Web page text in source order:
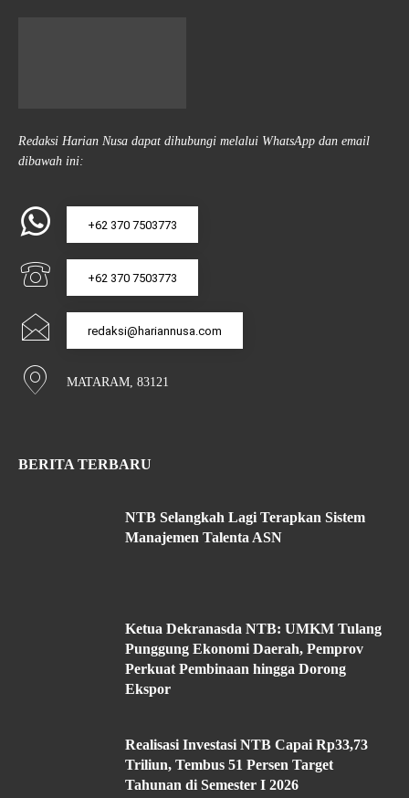
Redaksi Harian Nusa dapat dihubungi melalui WhatsApp dan email
dibawah ini:
+62 370 7503773
+62 370 7503773
redaksi@hariannusa.com
MATARAM, 83121
BERITA TERBARU
NTB Selangkah Lagi Terapkan Sistem
Manajemen Talenta ASN
Ketua Dekranasda NTB: UMKM Tulang
Punggung Ekonomi Daerah, Pemprov
Perkuat Pembinaan hingga Dorong
Ekspor
Realisasi Investasi NTB Capai Rp33,73
Triliun, Tembus 51 Persen Target
Tahunan di Semester I 2026